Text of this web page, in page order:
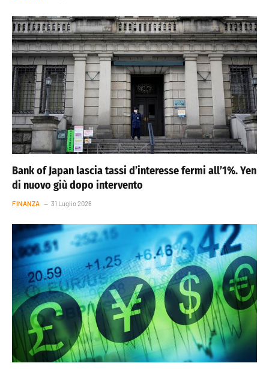
Bank of Japan lascia tassi d’interesse fermi all’1%. Yen
di nuovo giù dopo intervento
FINANZA 31 Luglio 2026